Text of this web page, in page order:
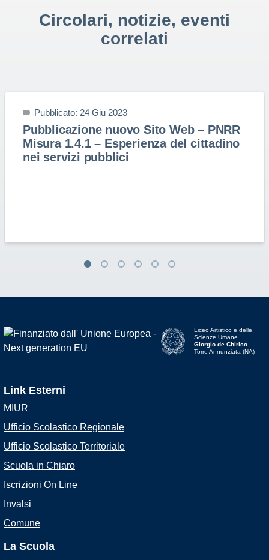
Circolari, notizie, eventi
correlati
Pubblicato: 24 Giu 2023
Pubblicazione nuovo Sito Web – PNRR
Misura 1.4.1 – Esperienza del cittadino
nei servizi pubblici
Liceo Artistico e delle
Scienze Umane
Giorgio de Chirico
Torre Annunziata (NA)
Link Esterni
MIUR
Ufficio Scolastico Regionale
Ufficio Scolastico Territoriale
Scuola in Chiaro
Iscrizioni On Line
Invalsi
Comune
La Scuola